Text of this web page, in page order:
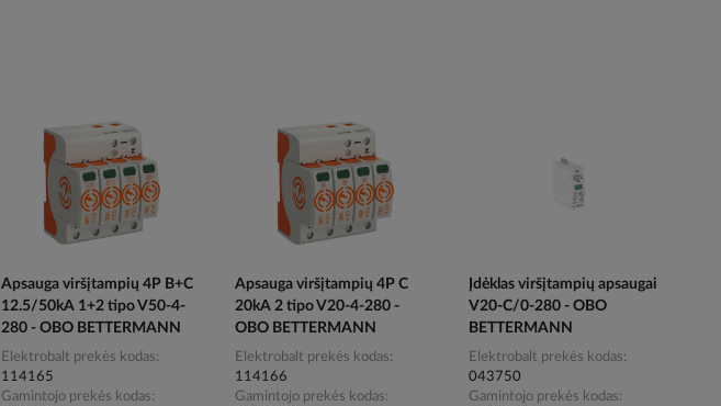
Apsauga viršįtampių 4P B+C
12.5/50kA 1+2 tipo V50-4-
280 - OBO BETTERMANN
Elektrobalt prekės kodas
114165
Gamintojo prekės kodas
Apsauga viršįtampių 4P C
20kA 2 tipo V20-4-280 -
OBO BETTERMANN
Elektrobalt prekės kodas
114166
Gamintojo prekės kodas
Įdėklas viršįtampių apsaugai
V20-C/0-280 - OBO
BETTERMANN
Elektrobalt prekės kodas
043750
Gamintojo prekės kodas